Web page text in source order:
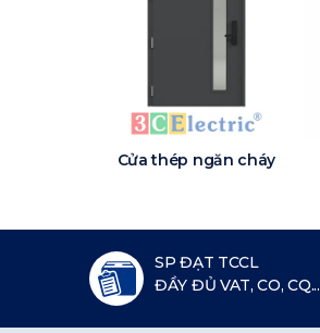
Cửa thép ngăn cháy
SP ĐẠT TCCL
ĐẦY ĐỦ VAT, CO, CQ...